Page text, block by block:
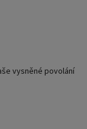
vysněné povolání